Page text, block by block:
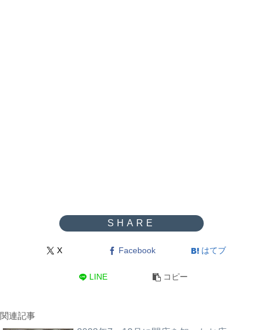
X Facebook はてブ
LINE コピー
関連記事